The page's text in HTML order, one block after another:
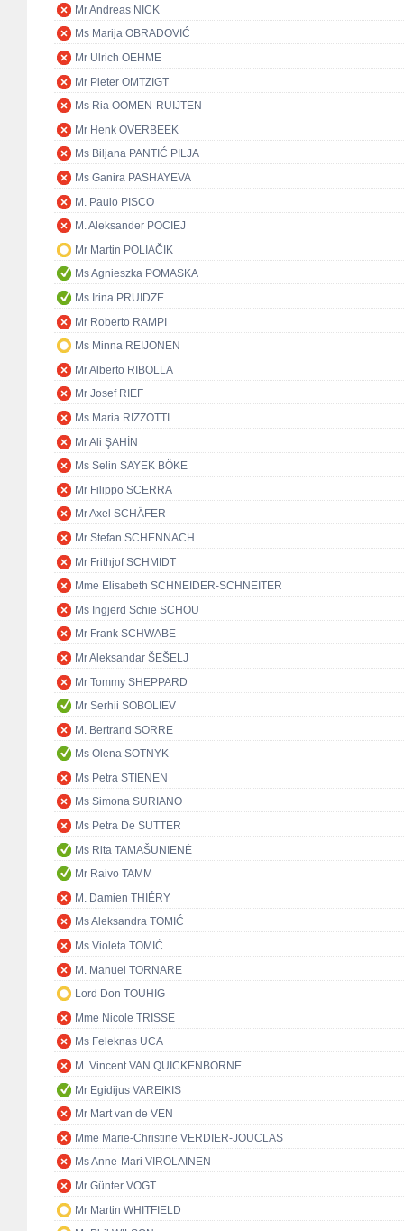
Mr Andreas NICK
Ms Marija OBRADOVIĆ
Mr Ulrich OEHME
Mr Pieter OMTZIGT
Ms Ria OOMEN-RUIJTEN
Mr Henk OVERBEEK
Ms Biljana PANTIĆ PILJA
Ms Ganira PASHAYEVA
M. Paulo PISCO
M. Aleksander POCIEJ
Mr Martin POLIAČIK
Ms Agnieszka POMASKA
Ms Irina PRUIDZE
Mr Roberto RAMPI
Ms Minna REIJONEN
Mr Alberto RIBOLLA
Mr Josef RIEF
Ms Maria RIZZOTTI
Mr Ali ŞAHİN
Ms Selin SAYEK BÖKE
Mr Filippo SCERRA
Mr Axel SCHÄFER
Mr Stefan SCHENNACH
Mr Frithjof SCHMIDT
Mme Elisabeth SCHNEIDER-SCHNEITER
Ms Ingjerd Schie SCHOU
Mr Frank SCHWABE
Mr Aleksandar ŠEŠELJ
Mr Tommy SHEPPARD
Mr Serhii SOBOLIEV
M. Bertrand SORRE
Ms Olena SOTNYK
Ms Petra STIENEN
Ms Simona SURIANO
Ms Petra De SUTTER
Ms Rita TAMAŠUNIENĖ
Mr Raivo TAMM
M. Damien THIÉRY
Ms Aleksandra TOMIĆ
Ms Violeta TOMIĆ
M. Manuel TORNARE
Lord Don TOUHIG
Mme Nicole TRISSE
Ms Feleknas UCA
M. Vincent VAN QUICKENBORNE
Mr Egidijus VAREIKIS
Mr Mart van de VEN
Mme Marie-Christine VERDIER-JOUCLAS
Ms Anne-Mari VIROLAINEN
Mr Günter VOGT
Mr Martin WHITFIELD